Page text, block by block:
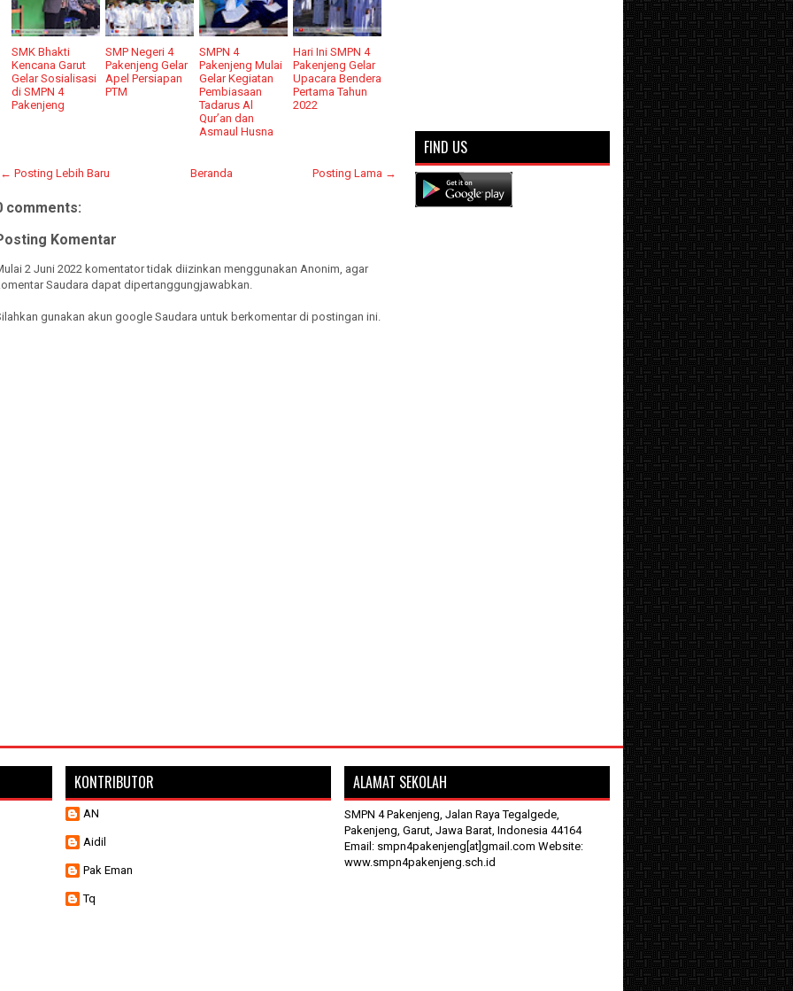
SMK Bhakti
Kencana Garut
Gelar Sosialisasi
di SMPN 4
Pakenjeng
SMP Negeri 4
Pakenjeng Gelar
Apel Persiapan
PTM
SMPN 4
Pakenjeng Mulai
Gelar Kegiatan
Pembiasaan
Tadarus Al
Qur’an dan
Asmaul Husna
Hari Ini SMPN 4
Pakenjeng Gelar
Upacara Bendera
Pertama Tahun
2022
← Posting Lebih Baru Posting Lama →
Beranda
comments:
Komentar
2 Juni 2022 komentator tidak diizinkan menggunakan Anonim, agar
Saudara dapat dipertanggungjawabkan.
gunakan akun google Saudara untuk berkomentar di postingan ini.
FIND US
KONTRIBUTOR
AN
Aidil
Pak Eman
Tq
ALAMAT SEKOLAH
SMPN 4 Pakenjeng, Jalan Raya Tegalgede,
Pakenjeng, Garut, Jawa Barat, Indonesia 44164
Email: smpn4pakenjeng[at]gmail.com Website:
www.smpn4pakenjeng.sch.id